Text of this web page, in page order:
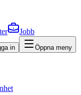
Jobb
in Öppna meny